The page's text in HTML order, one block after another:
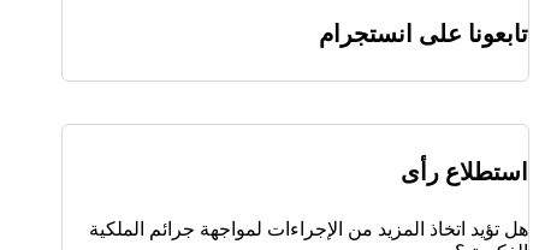
تابعونا على انستجرام
استطلاع رأى
هل تؤيد اتخاذ المزيد من الإجراءات لمواجهة جرائم الملكية